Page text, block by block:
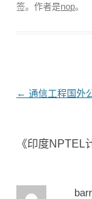
签。 作者是nop。
文
航
← 通信工程国外
《印度NPTEL